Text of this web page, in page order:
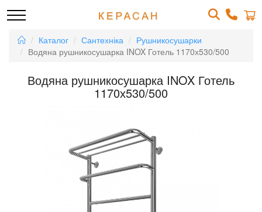
Каталог Сантехніка
Рушникосушарки
Водяна рушникосушарка INOX Готель 1170х530/500
Водяна рушникосушарка INOX Готель
1170х530/500